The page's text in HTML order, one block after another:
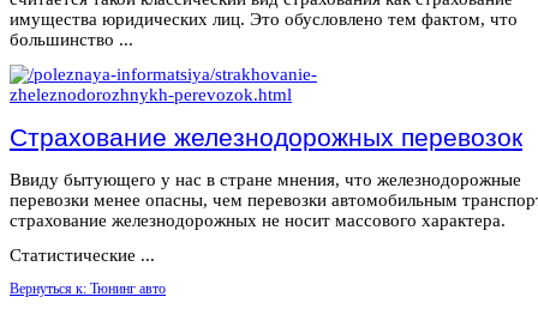
имущества юридических лиц. Это обусловлено тем фактом, что
большинство ...
Страхование железнодорожных перевозок
Ввиду бытующего у нас в стране мнения, что железнодорожные
перевозки менее опасны, чем перевозки автомобильным
страхование железнодорожных не носит массового характера.
Статистические ...
Вернуться к: Тюнинг авто